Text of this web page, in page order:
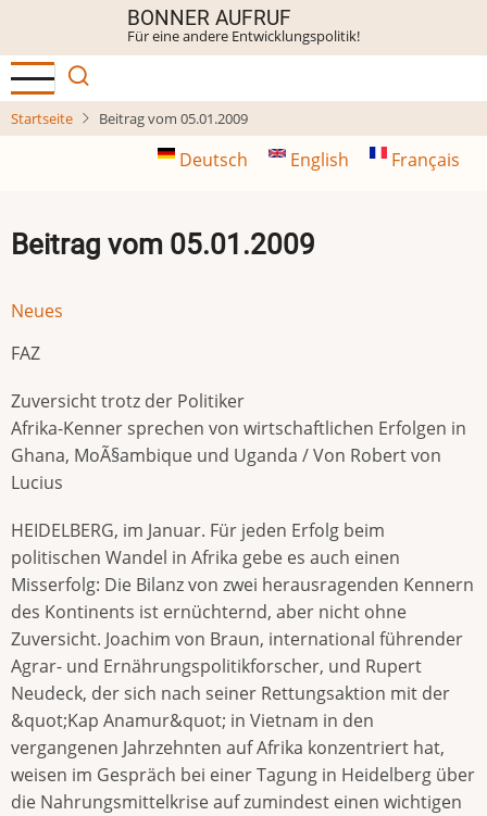
Inhalt
BONNER AUFRUF
Für eine andere Entwicklungspolitik!
Startseite Beitrag vom 05.01.2009
Deutsch English Français
Beitrag vom 05.01.2009
Neues
FAZ
Zuversicht trotz der Politiker
Afrika-Kenner sprechen von wirtschaftlichen Erfolgen in
Ghana, MoÃ§ambique und Uganda / Von Robert von
Lucius
HEIDELBERG, im Januar. Für jeden Erfolg beim
politischen Wandel in Afrika gebe es auch einen
Misserfolg: Die Bilanz von zwei herausragenden Kennern
des Kontinents ist ernüchternd, aber nicht ohne
Zuversicht. Joachim von Braun, international führender
Agrar- und Ernährungspolitikforscher, und Rupert
Neudeck, der sich nach seiner Rettungsaktion mit der
&quot;Kap Anamur&quot; in Vietnam in den
vergangenen Jahrzehnten auf Afrika konzentriert hat,
weisen im Gespräch bei einer Tagung in Heidelberg über
die Nahrungsmittelkrise auf zumindest einen wichtigen